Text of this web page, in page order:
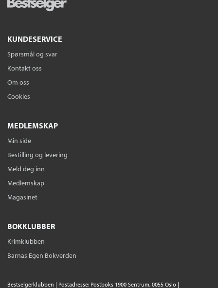
KUNDESERVICE
Spørsmål og svar
Kontakt oss
Om oss
Cookies
MEDLEMSKAP
Min side
Bestilling og levering
Meld deg inn
Medlemskap
Magasinet
BOKKLUBBER
Krimklubben
Barnas Egen Bokverden
Bestselgerklubben | Postadresse: Postboks 1900 Sentrum, 0055 Oslo |